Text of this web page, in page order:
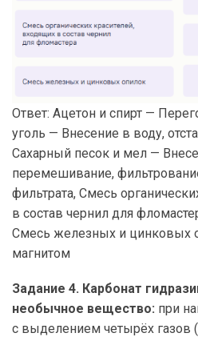
Ответ: Ацетон и спирт —
уголь — Внесение в воду,
Сахарный песок и мел —
перемешивание,
фильтрата, Смесь
в состав чернил для
Смесь железных и цинковых
магнитом
Задание 4. Карбонат
необычное вещество: при
с выделением четырёх газов